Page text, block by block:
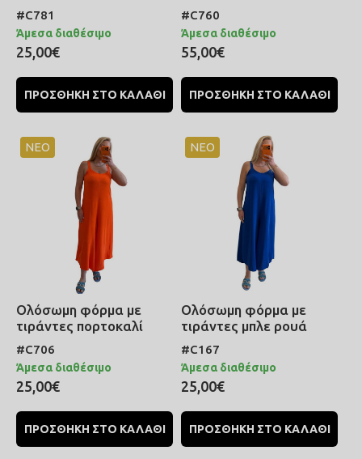
#C781
Άμεσα διαθέσιμο
25,00€
ΠΡΟΣΘΗΚΗ ΣΤΟ ΚΑΛΑΘΙ
#C760
Άμεσα διαθέσιμο
55,00€
ΠΡΟΣΘΗΚΗ ΣΤΟ ΚΑΛΑΘΙ
ΝΕΟ
Ολόσωμη φόρμα με
τιράντες πορτοκαλί
#C706
Άμεσα διαθέσιμο
25,00€
ΠΡΟΣΘΗΚΗ ΣΤΟ ΚΑΛΑΘΙ
ΝΕΟ
Ολόσωμη φόρμα με
τιράντες μπλε ρουά
#C167
Άμεσα διαθέσιμο
25,00€
ΠΡΟΣΘΗΚΗ ΣΤΟ ΚΑΛΑΘΙ